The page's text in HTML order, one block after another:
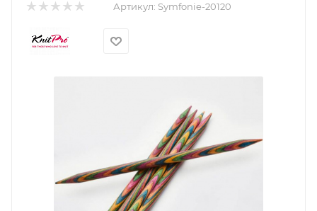
Артикул: Symfonie-20120